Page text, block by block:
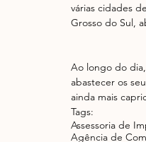
várias cidades
Grosso do Sul,
Ao longo do
abastecer os
ainda mais
Tags:
Assessoria de
Agência de